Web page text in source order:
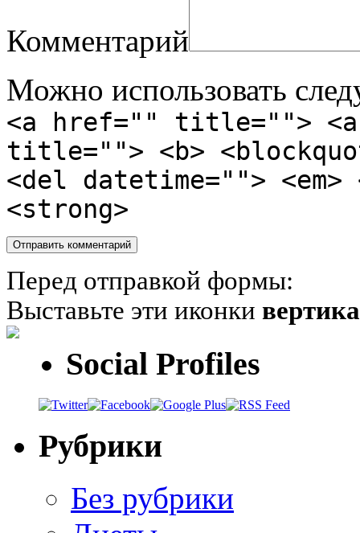
Комментарий
Можно использовать
<a href="" title="">
title=""> <b>
<del datetime="">
<strong>
Перед отправкой формы:
Выставьте эти иконки
Social Profiles
Рубрики
Без рубрики